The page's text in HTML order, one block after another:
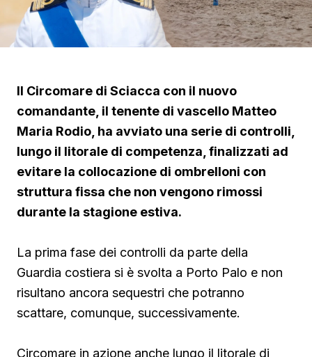
Il Circomare di Sciacca con il nuovo
comandante, il tenente di vascello Matteo
Maria Rodio, ha avviato una serie di controlli,
lungo il litorale di competenza, finalizzati ad
evitare la collocazione di ombrelloni con
struttura fissa che non vengono rimossi
durante la stagione estiva.
La prima fase dei controlli da parte della
Guardia costiera si è svolta a Porto Palo e non
risultano ancora sequestri che potranno
scattare, comunque, successivamente.
Circomare in azione anche lungo il litorale di